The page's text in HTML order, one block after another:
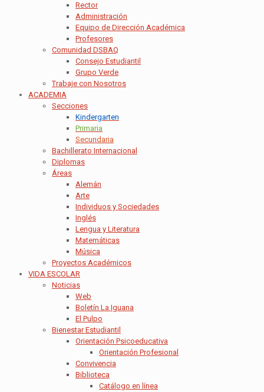
Rector
Administración
Equipo de Dirección Académica
Profesores
Comunidad DSBAQ
Consejo Estudiantil
Grupo Verde
Trabaje con Nosotros
ACADEMIA
Secciones
Kindergarten
Primaria
Secundaria
Bachillerato Internacional
Diplomas
Áreas
Alemán
Arte
Individuos y Sociedades
Inglés
Lengua y Literatura
Matemáticas
Música
Proyectos Académicos
VIDA ESCOLAR
Noticias
Web
Boletín La Iguana
El Pulpo
Bienestar Estudiantil
Orientación Psicoeducativa
Orientación Profesional
Convivencia
Biblioteca
Catálogo en línea